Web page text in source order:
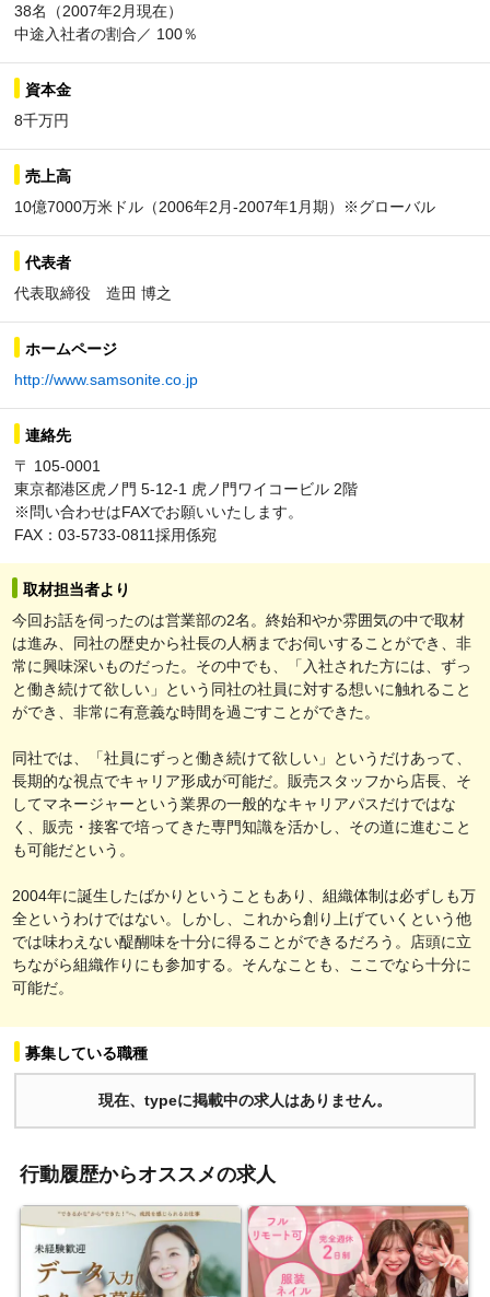
38名（2007年2月現在）
中途入社者の割合／ 100％
資本金
8千万円
売上高
10億7000万米ドル（2006年2月-2007年1月期）※グローバル
代表者
代表取締役 造田 博之
ホームページ
http://www.samsonite.co.jp
連絡先
〒 105-0001
東京都港区虎ノ門 5-12-1 虎ノ門ワイコービル 2階
※問い合わせはFAXでお願いいたします。
FAX：03-5733-0811採用係宛
取材担当者より
今回お話を伺ったのは営業部の2名。終始和やか雰囲気の中で取材
は進み、同社の歴史から社長の人柄までお伺いすることができ、非
常に興味深いものだった。その中でも、「入社された方には、ずっ
と働き続けて欲しい」という同社の社員に対する想いに触れること
ができ、非常に有意義な時間を過ごすことができた。
同社では、「社員にずっと働き続けて欲しい」というだけあって、
長期的な視点でキャリア形成が可能だ。販売スタッフから店長、そ
してマネージャーという業界の一般的なキャリアパスだけではな
く、販売・接客で培ってきた専門知識を活かし、その道に進むこと
も可能だという。
2004年に誕生したばかりということもあり、組織体制は必ずしも万
全というわけではない。しかし、これから創り上げていくという他
では味わえない醍醐味を十分に得ることができるだろう。店頭に立
ちながら組織作りにも参加する。そんなことも、ここでなら十分に
可能だ。
募集している職種
現在、typeに掲載中の求人はありません。
行動履歴からオススメの求人